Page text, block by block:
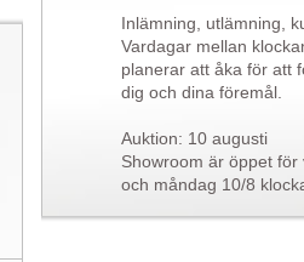
Inlämning, utlämning,
Vardagar mellan
planerar att åka för att
dig och dina föremål.
Auktion: 10 augusti
Showroom är öppet
och måndag 10/8